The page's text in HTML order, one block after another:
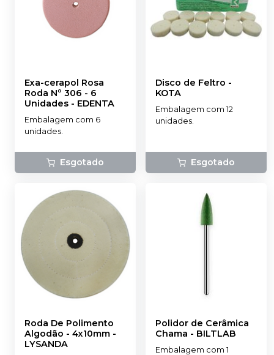
Exa-cerapol Rosa
Roda Nº 306 - 6
Unidades - EDENTA
Embalagem com 6
unidades.
Esgotado
Disco de Feltro -
KOTA
Embalagem com 12
unidades.
Esgotado
Roda De Polimento
Algodão - 4x10mm -
LYSANDA
Polidor de Cerâmica
Chama - BILTLAB
Embalagem com 1